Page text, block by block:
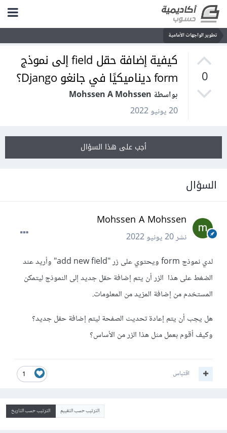
تطوير الواجهات الأمامية
0
كيفية إضافة حقل field إلى نموذج
form ديناميكيًا في جانغو Django؟
بواسطة Mohssen A Mohssen
20 يونيو 2022
أجب على هذا السؤال
السؤال
Mohssen A Mohssen
نشر20 يونيو 2022
لدي نموذج form ويحتوي على زر "add new field" وأريد عند
الضغط على هذا الزر أن يتم إضافة حقل جديد إلى النموذج ليتمكن
المستخدم من إضافة المزيد من المعلومات.
هل يجب أن يتم إعادة تحديث الصفحة ليتم إضافة حقل جديد؟
وكيف أقوم بعمل مثل هذا الزر من الأساس؟
1 اقتباس
الترتيب حسب التقييم الترتيب حسب التاريخ